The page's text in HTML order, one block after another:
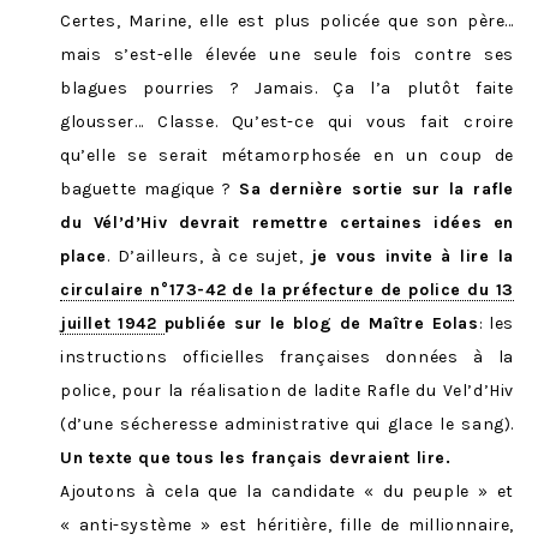
Certes, Marine, elle est plus policée que son père…
mais s’est-elle élevée une seule fois contre ses
blagues pourries ? Jamais. Ça l’a plutôt faite
glousser… Classe. Qu’est-ce qui vous fait croire
qu’elle se serait métamorphosée en un coup de
baguette magique ? Sa dernière sortie sur la rafle
du Vél’d’Hiv devrait remettre certaines idées en
place. D’ailleurs, à ce sujet, je vous invite à lire la
circulaire n°173-42 de la préfecture de police du 13
juillet 1942 publiée sur le blog de Maître Eolas: les
instructions officielles françaises données à la
police, pour la réalisation de ladite Rafle du Vel’d’Hiv
(d’une sécheresse administrative qui glace le sang).
Un texte que tous les français devraient lire.
Ajoutons à cela que la candidate « du peuple » et
« anti-système » est héritière, fille de millionnaire,